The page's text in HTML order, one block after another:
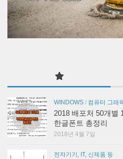
WINDOWS / 컴퓨터 그래
2018 배포처 50개별
한글폰트 총정리
2018년 4월 7일
전자기기, IT, 신제품 등